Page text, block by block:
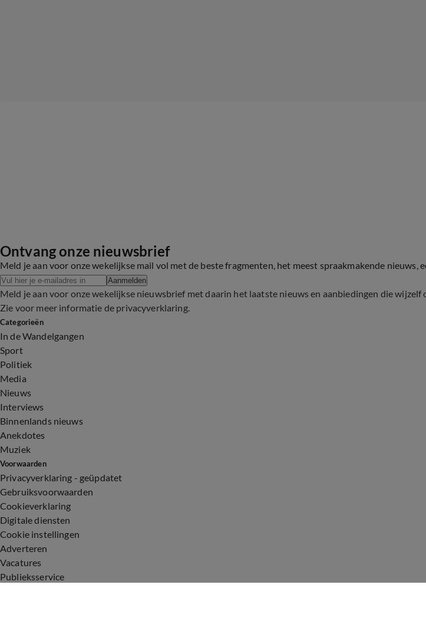
Ontvang onze nieuwsbrief
Meld je aan voor onze wekelijkse mail vol met de beste fragmenten, het meest spraakmakende nieuws,
Aanmelden
Meld je aan voor onze wekelijkse nieuwsbrief met daarin het laatste nieuws en aanbiedingen die
Zie voor meer informatie de privacyverklaring.
Categorieën
In de Wandelgangen
Sport
Politiek
Media
Nieuws
Interviews
Binnenlands nieuws
Anekdotes
Muziek
Voorwaarden
Privacyverklaring - geüpdatet
Gebruiksvoorwaarden
Cookieverklaring
Digitale diensten
Cookie instellingen
Adverteren
Vacatures
Publieksservice